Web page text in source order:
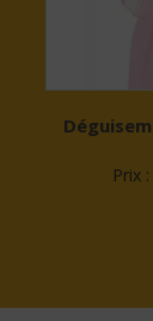
Prix :